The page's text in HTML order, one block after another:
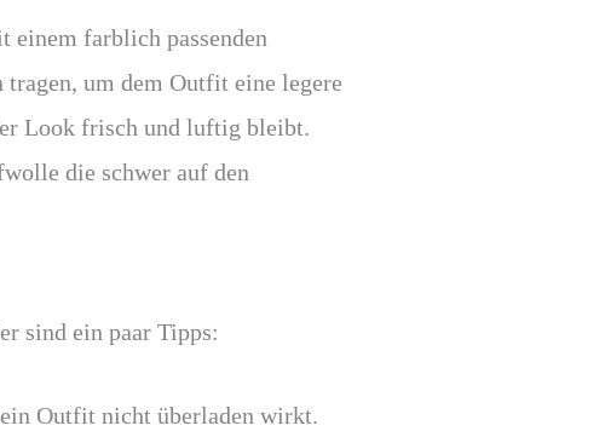
einem farblich passenden
tragen, um dem Outfit eine legere
Look frisch und luftig bleibt.
die schwer auf den
sind ein paar Tipps:
Outfit nicht überladen wirkt.